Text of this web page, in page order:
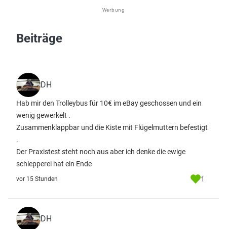
Werbung
Beiträge
DH
Hab mir den Trolleybus für 10€ im eBay geschossen und ein
wenig gewerkelt .
Zusammenklappbar und die Kiste mit Flügelmuttern befestigt
.
Der Praxistest steht noch aus aber ich denke die ewige
schlepperei hat ein Ende
vor 15 Stunden 1
DH